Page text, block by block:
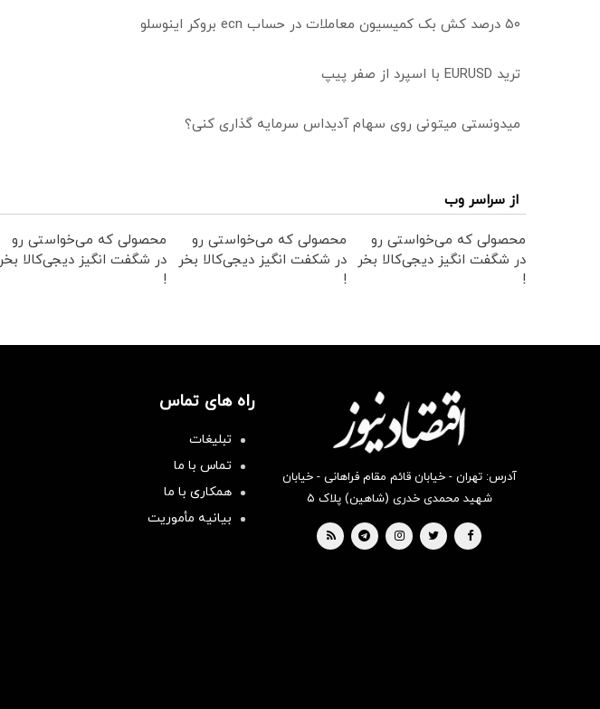
۵۰ درصد کش بک کمیسیون معاملات در حساب ecn بروکر اینوسلو
ترید EURUSD با اسپرد از صفر پیپ
میدونستی میتونی روی سهام آدیداس سرمایه گذاری کنی؟
از سراسر وب
محصولی که می‌خواستی رو
در شگفت انگیز دیجی‌کالا بخر
!
محصولی که می‌خواستی رو
در شکفت انگیز دیجی‌کالا بخر
!
محصولی که می‌خواستی رو
در شگفت انگیز دیجی‌کالا بخر
!
آدرس: تهران - خیابان قائم مقام فراهانی - خیابان
شهید محمدی خدری (شاهین) پلاک ۵
راه های تماس
تبلیغات
تماس با ما
همکاری با ما
بیانیه مأموریت